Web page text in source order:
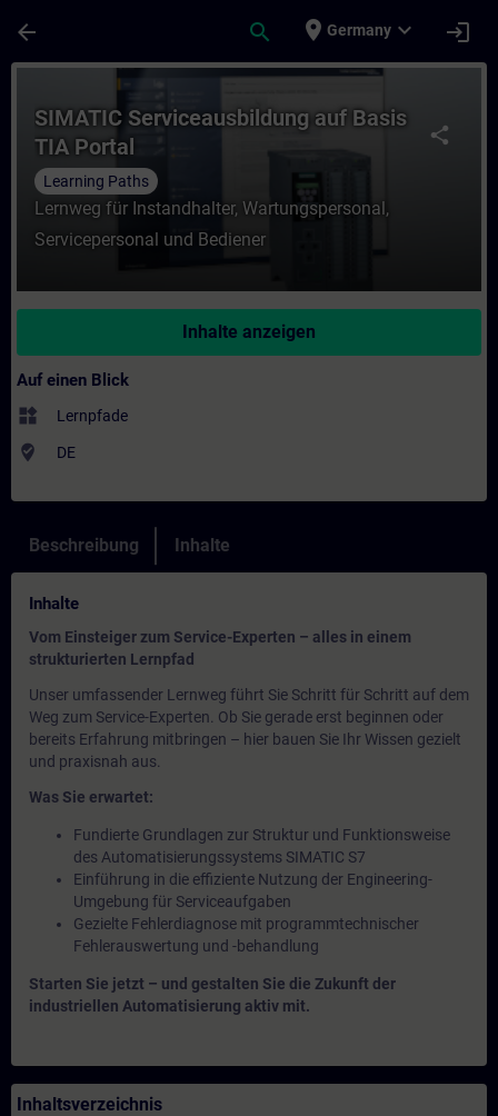
arrow_back search place Germany expand_more login
Kurs - SIMATIC Serviceausbildung auf
share
SIMATIC Serviceausbildung auf Basis
TIA Portal
Learning Paths
Lernweg für Instandhalter, Wartungspersonal,
Servicepersonal und Bediener
Inhalte anzeigen
Auf einen Blick
widgets Lernpfade
where_to_vote DE
Beschreibung Inhalte
Inhalte
Vom Einsteiger zum Service-Experten – alles in einem
strukturierten Lernpfad
Unser umfassender Lernweg führt Sie Schritt für Schritt auf dem
Weg zum Service-Experten. Ob Sie gerade erst beginnen oder
bereits Erfahrung mitbringen – hier bauen Sie Ihr Wissen gezielt
und praxisnah aus.
Was Sie erwartet:
Fundierte Grundlagen zur Struktur und Funktionsweise
des Automatisierungssystems SIMATIC S7
Einführung in die effiziente Nutzung der Engineering-
Umgebung für Serviceaufgaben
Gezielte Fehlerdiagnose mit programmtechnischer
Fehlerauswertung und -behandlung
Starten Sie jetzt – und gestalten Sie die Zukunft der
industriellen Automatisierung aktiv mit.
Inhaltsverzeichnis